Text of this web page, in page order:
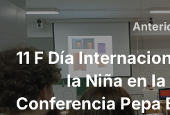
entradas
11 F Día
la Niña en
Conferencia Pepa